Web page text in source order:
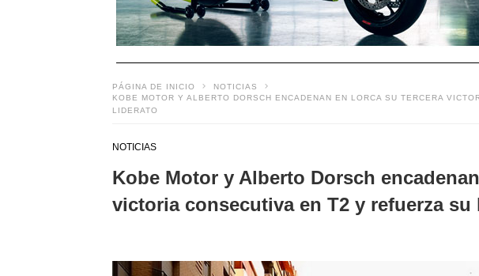
PÁGINA DE INICIO
NOTICIAS
KOBE MOTOR Y ALBERTO DORSCH ENCADENAN EN LORCA SU TERCERA
LIDERATO
NOTICIAS
Kobe Motor y Alberto Dorsch
victoria consecutiva en T2 y refuerza su